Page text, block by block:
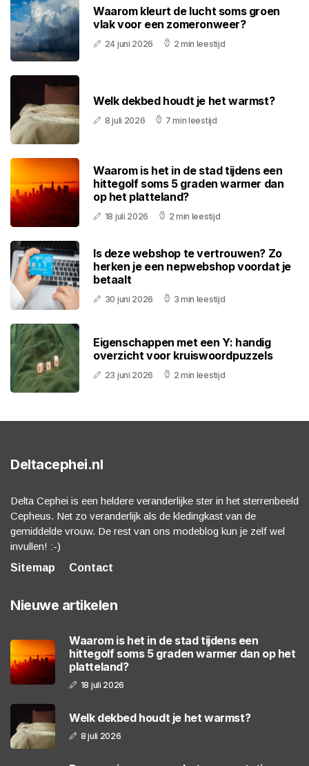
Waarom kleurt de lucht soms groen
vlak voor een zomeronweer?
24 juni 2026 2 min leestijd
Welk dekbed houdt je het warmst?
8 juli 2026 7 min leestijd
Waarom is het in de stad tijdens een
hittegolf soms 5 graden warmer dan
op het platteland?
18 juli 2026 2 min leestijd
Is deze webshop te vertrouwen? Zo
herken je een nepwebshop voordat je
betaalt
30 juni 2026 3 min leestijd
Eigenschappen met een Y: handig
overzicht voor kruiswoordpuzzels
23 juni 2026 2 min leestijd
Deltacephei.nl
Delta Cephei is een heldere veranderlijke ster in het sterrenbeeld
Cepheus. Net zo veranderlijk als de kledingkast van de
gemiddelde vrouw. De rest van ons modeblog kun je zelf wel
invullen! :-)
Sitemap
Contact
Nieuwe artikelen
Waarom is het in de stad tijdens een
hittegolf soms 5 graden warmer dan op het
platteland?
18 juli 2026
Welk dekbed houdt je het warmst?
8 juli 2026